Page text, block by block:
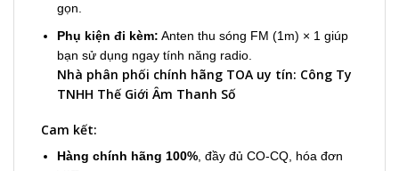
gọn.
Phụ kiện đi kèm: Anten thu sóng FM (1m) × 1 giúp
bạn sử dụng ngay tính năng radio.
Nhà phân phối chính hãng TOA uy tín: Công Ty
TNHH Thế Giới Âm Thanh Số
Cam kết:
Hàng chính hãng 100% , đầy đủ CO-CQ, hóa đơn